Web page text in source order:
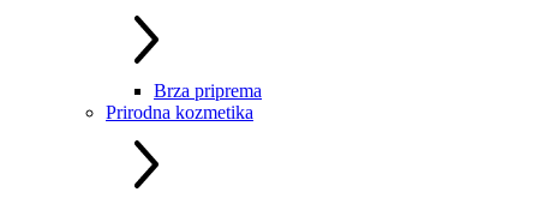
Brza priprema
Prirodna kozmetika